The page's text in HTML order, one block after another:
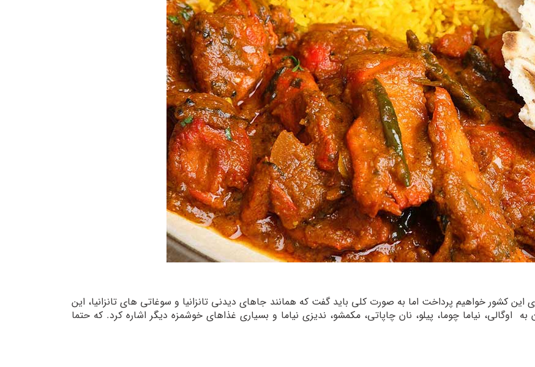
کشور خواهیم پرداخت اما به صورت کلی باید گفت که همانند جاهای دیدنی تانزانیا و سوغاتی های تانزانیا، این
اوگالی، نیاما چوما، پیلو، نان چاپاتی، مکمشو، ندیزی نیاما و بسیاری غذاهای خوشمزه دیگر اشاره کرد. که حتما